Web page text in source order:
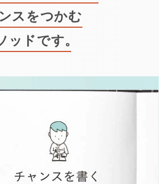
スをつかむ
ッドです。